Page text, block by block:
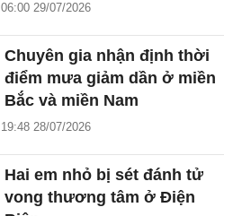
06:00 29/07/2026
Chuyên gia nhận định thời
điểm mưa giảm dần ở miền
Bắc và miền Nam
19:48 28/07/2026
Hai em nhỏ bị sét đánh tử
vong thương tâm ở Điện